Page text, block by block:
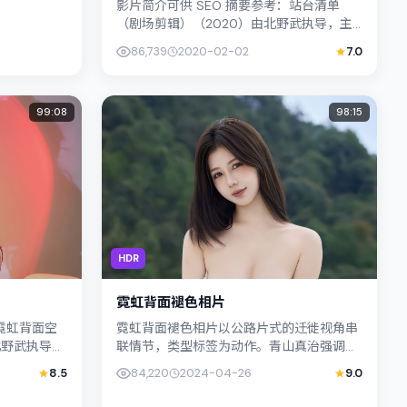
影片简介可供 SEO 摘要参考：站台清单
（剧场剪辑）（2020）由北野武执导，主
（东京）的社会议题与个体命运...
86,739 2020-02-02 7.0
99:08
虹背面空
武执导，
8.5
HDR
98:15
霓虹背面褪色相片
霓虹背面褪色相片以公路片式的迁徙视角串
联情节，类型标签为动作。青山真治强调纪
热之间切换；若你正在查找韩国（...
84,220 2024-04-26 9.0